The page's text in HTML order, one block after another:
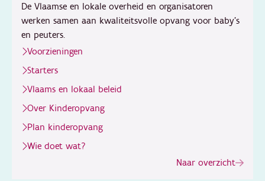
De Vlaamse en lokale overheid en organisatoren
werken samen aan kwaliteitsvolle opvang voor baby's
en peuters.
Voorzieningen
Starters
Vlaams en lokaal beleid
Over Kinderopvang
Plan kinderopvang
Wie doet wat?
Naar overzicht